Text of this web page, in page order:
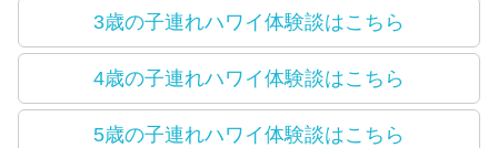
3歳の子連れハワイ体験談はこちら
4歳の子連れハワイ体験談はこちら
5歳の子連れハワイ体験談はこちら